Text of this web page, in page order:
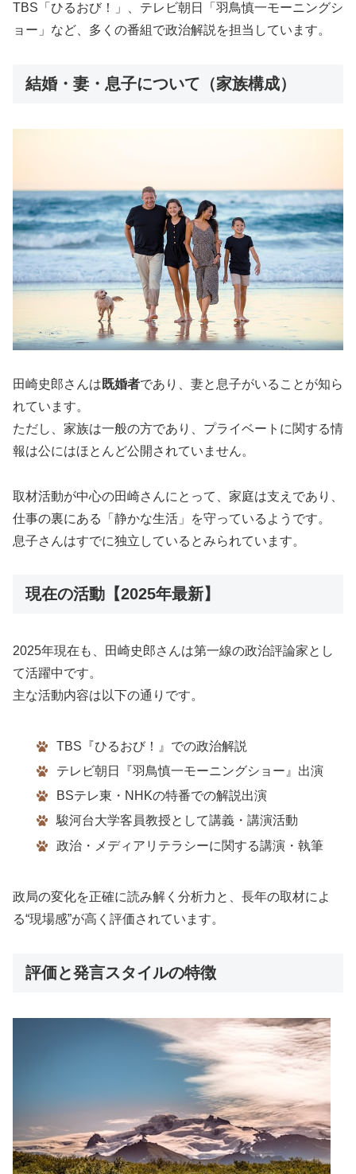
TBS「ひるおび！」、テレビ朝日「羽鳥慎一モーニングシ
ョー」など、多くの番組で政治解説を担当しています。
結婚・妻・息子について（家族構成）
田崎史郎さんは 既婚者であり、妻と息子がいることが知ら
れています。
ただし、家族は一般の方であり、プライベートに関する情
報は公にはほとんど公開されていません。
取材活動が中心の田崎さんにとって、家庭は支えであり、
仕事の裏にある「静かな生活」を守っているようです。
息子さんはすでに独立しているとみられています。
現在の活動【2025年最新】
2025年現在も、田崎史郎さんは第一線の政治評論家とし
て活躍中です。
主な活動内容は以下の通りです。
TBS『ひるおび！』での政治解説
テレビ朝日『羽鳥慎一モーニングショー』出演
BSテレ東・NHKの特番での解説出演
駿河台大学客員教授として講義・講演活動
政治・メディアリテラシーに関する講演・執筆
政局の変化を正確に読み解く分析力と、長年の取材によ
る“現場感”が高く評価されています。
評価と発言スタイルの特徴